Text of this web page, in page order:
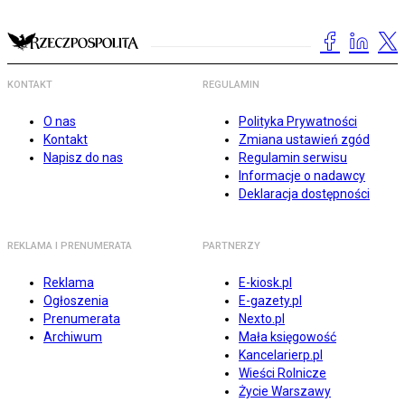
KONTAKT
O nas
Kontakt
Napisz do nas
REGULAMIN
Polityka Prywatności
Zmiana ustawień zgód
Regulamin serwisu
Informacje o nadawcy
Deklaracja dostępności
REKLAMA I PRENUMERATA
Reklama
Ogłoszenia
Prenumerata
Archiwum
PARTNERZY
E-kiosk.pl
E-gazety.pl
Nexto.pl
Mała księgowość
Kancelarierp.pl
Wieści Rolnicze
Życie Warszawy